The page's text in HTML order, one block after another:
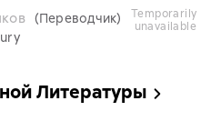
(Переводчик)
temporarily
unavailable
Литературы